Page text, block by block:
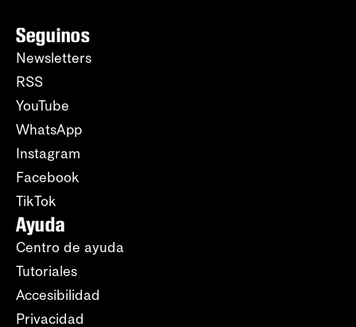
Seguinos
Newsletters
RSS
YouTube
WhatsApp
Instagram
Facebook
TikTok
Ayuda
Centro de ayuda
Tutoriales
Accesibilidad
Privacidad